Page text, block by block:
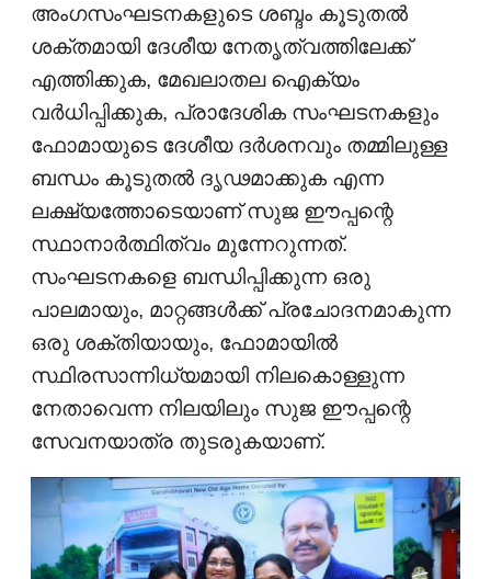
അംഗസംഘടനകളുടെ ശബ്ദം കൂടുതൽ
ശക്തമായി ദേശീയ നേതൃത്വത്തിലേക്ക്
എത്തിക്കുക, മേഖലാതല ഐക്യം
വർധിപ്പിക്കുക, പ്രാദേശിക സംഘടനകളും
ഫോമായുടെ ദേശീയ ദർശനവും തമ്മിലുള്ള
ബന്ധം കൂടുതൽ ദൃഢമാക്കുക എന്ന
ലക്ഷ്യത്തോടെയാണ് സുജ ഈപ്പന്റെ
സ്ഥാനാർത്ഥിത്വം മുന്നേറുന്നത്.
സംഘടനകളെ ബന്ധിപ്പിക്കുന്ന ഒരു
പാലമായും, മാറ്റങ്ങൾക്ക് പ്രചോദനമാകുന്ന
ഒരു ശക്തിയായും, ഫോമായിൽ
സ്ഥിരസാന്നിധ്യമായി നിലകൊള്ളുന്ന
നേതാവെന്ന നിലയിലും സുജ ഈപ്പന്റെ
സേവനയാത്ര തുടരുകയാണ്.